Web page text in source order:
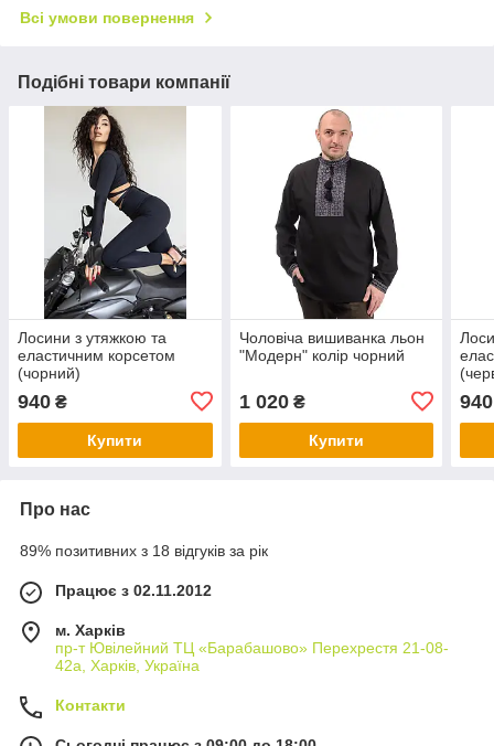
Всі умови повернення
Подібні товари компанії
Лосини з утяжкою та
еластичним корсетом
(чорний)
940 ₴
Купити
Чоловіча вишиванка льон
"Модерн" колір чорний
1 020₴
Купити
940
Про нас
89% позитивних з 18 відгуків за рік
Працює з 02.11.2012
м. Харків
пр-т Ювілейний ТЦ «Барабашово» Перехрестя 21-08-
42а, Харків, Україна
Контакти